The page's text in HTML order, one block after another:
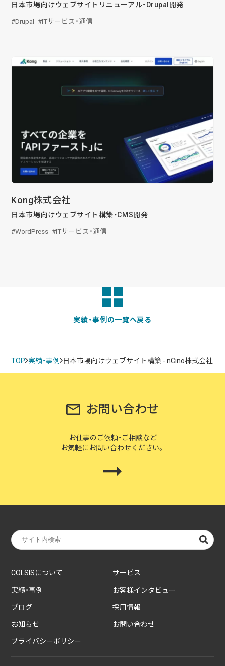
日本市場向けウェブサイトリニューアル・Drupal開発
Drupal ITサービス・通信
Kong株式会社
日本市場向けウェブサイト構築・CMS開発
WordPress ITサービス・通信
実績・事例の一覧へ戻る
TOP 実績・事例 日本市場向けウェブサイト構築 - nCino株式会社
お問い合わせ
お仕事のご依頼・ご相談など
お気軽にお問い合わせください。
COLSISについて サービス
実績・事例 お客様インタビュー
ブログ 採用情報
お知らせ お問い合わせ
プライバシーポリシー